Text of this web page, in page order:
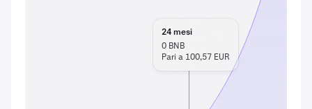
24mesi
0 BNB
Pari a 100,57 EUR